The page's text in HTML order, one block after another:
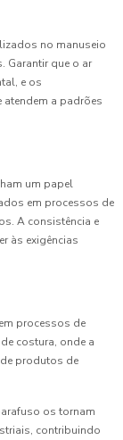
no manuseio
Garantir que o ar
e os
a padrões
um papel
em processos de
A consistência e
às exigências
processos de
costura, onde a
produtos de
os tornam
contribuindo